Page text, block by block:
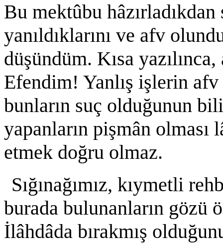
Bu mektûbu
yanıldıklarını ve afv
düşündüm. Kısa
Efendim! Yanlış işlerin
bunların suç olduğunun
yapanların pişmân olması
etmek doğru olmaz.
Sığınağımız, kıymetli
burada bulunanların gözü
İlâhdâda bırakmış